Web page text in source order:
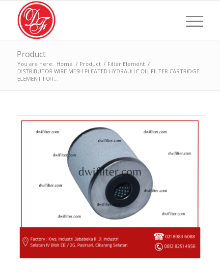
Product
You are here: Home / Product / Filter Element /
DISTRIBUTOR WIRE MESH PLEATED HYDRAULIC OIL FILTER CARTRIDGE
ELEMENT FOR...